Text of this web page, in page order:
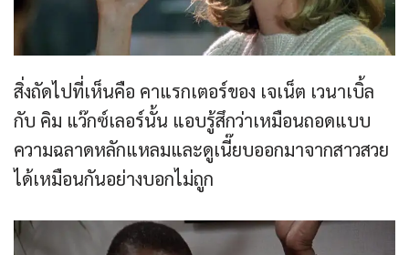
สิ่งถัดไปที่เห็นคือ คาแรกเตอร์ของ เจเน็ต เวนาเบิ้ล
กับ คิม แว๊กซ์เลอร์นั้น แอบรู้สึกว่าเหมือนถอดแบบ
ความฉลาดหลักแหลมและดูเนี๊ยบออกมาจากสาวสวย
ได้เหมือนกันอย่างบอกไม่ถูก